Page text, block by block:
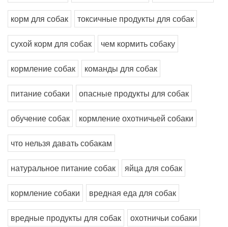
корм для собак токсичные продукты для собак
сухой корм для собак чем кормить собаку
кормление собак команды для собак
питание собаки опасные продукты для собак
обучение собак кормление охотничьей собаки
что нельзя давать собакам
натуральное питание собак яйца для собак
кормление собаки вредная еда для собак
вредные продукты для собак охотничьи собаки